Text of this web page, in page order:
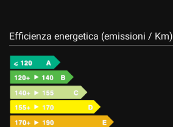
Efficienza energetica (emissioni / Km)